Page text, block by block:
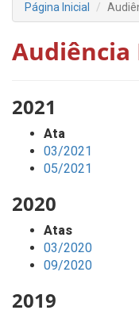
Página Inicial
Audiência
2021
Ata
03/2021
05/2021
2020
Atas
03/2020
09/2020
2019